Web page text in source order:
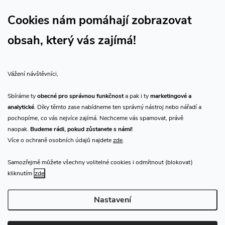
Cookies nám pomáhají zobrazovat
obsah, který vás zajímá!
Vážení návštěvníci,
Sbíráme tyobecné pro správnou funkčnosta pak i tymarketingové a
analytické. Díky těmto zase nabídneme ten správný nástroj nebo nářadí a
pochopíme, co vás nejvíce zajímá. Nechceme vás spamovat, právě
naopak. Budeme rádi, pokud zůstanete s námi!
Více o ochraně osobních údajů najdetezde.
Samozřejmě můžete všechny volitelné cookies i odmítnout (blokovat)
kliknutím zde
Nastavení
Sledujte náš vlog CHN_CZ
Přijímáme online platby
Copyright 2026CHN.cz. Všechna práva vyhrazena.Upravit nastavení
cookies